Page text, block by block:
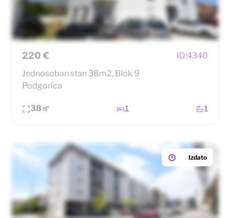
220 € ID:4340
Jednosoban stan 38m2, Blok 9
Podgorica
38㎡ 1 1
Izdato